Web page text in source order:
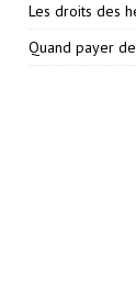
Les droits des
Quand payer